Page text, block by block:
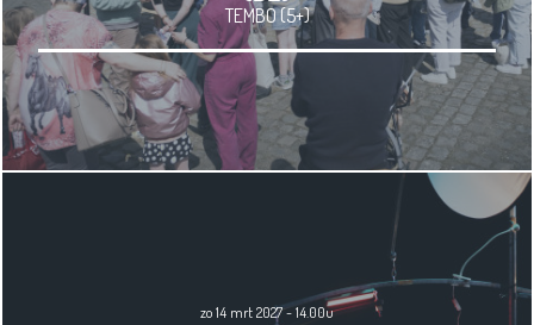
TEMBO (5+)
zo 14 mrt 2027 - 14.00u